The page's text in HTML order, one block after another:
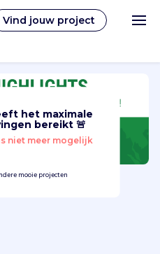
Vind jouw project
het maximale
bereikt 🚨
niet meer mogelijk
mooie projecten